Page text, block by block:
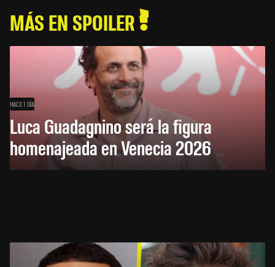
MÁS EN SPOILER
HACE 1 DÍA
Luca Guadagnino será la figura
homenajeada en Venecia 2026